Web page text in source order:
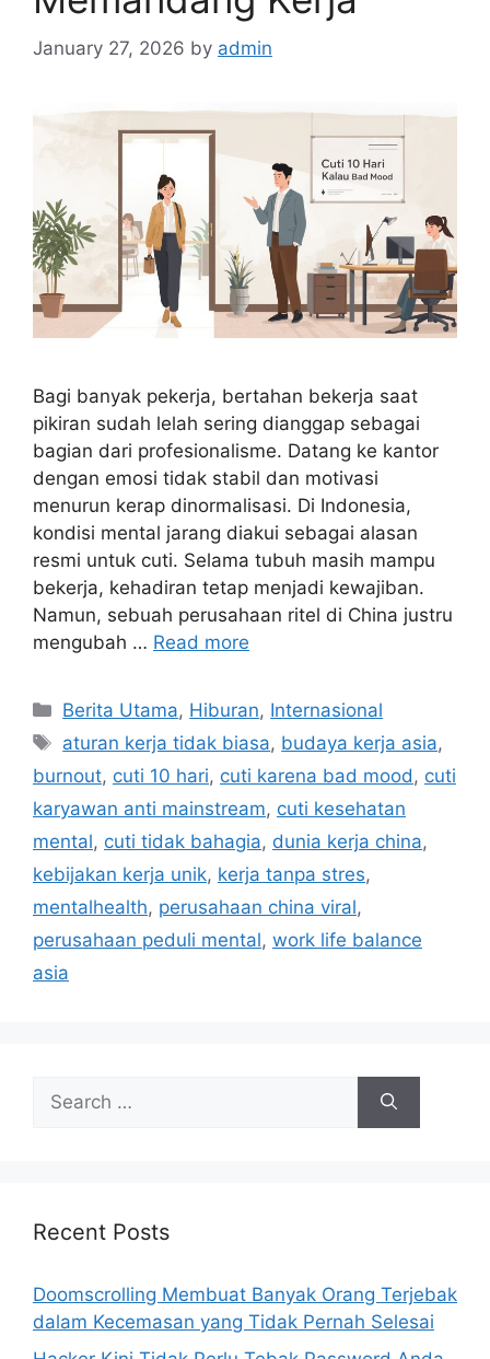
January 27, 2026 by admin
Bagi banyak pekerja, bertahan bekerja saat
pikiran sudah lelah sering dianggap sebagai
bagian dari profesionalisme. Datang ke kantor
dengan emosi tidak stabil dan motivasi
menurun kerap dinormalisasi. Di Indonesia,
kondisi mental jarang diakui sebagai alasan
resmi untuk cuti. Selama tubuh masih mampu
bekerja, kehadiran tetap menjadi kewajiban.
Namun, sebuah perusahaan ritel di China justru
mengubah … Read more
C
a
e
g
o
r
i
s
Berita Utama, Hiburan, Internasional
T
a
s
aturan kerja tidak biasa, budaya kerja asia,
burnout, cuti 10 hari, cuti karena bad mood, cuti
karyawan anti mainstream, cuti kesehatan
mental, cuti tidak bahagia, dunia kerja china,
kebijakan kerja unik, kerja tanpa stres,
mentalhealth, perusahaan china viral,
perusahaan peduli mental, work life balance
asia
h
r
:
Recent Posts
Doomscrolling Membuat Banyak Orang Terjebak
dalam Kecemasan yang Tidak Pernah Selesai